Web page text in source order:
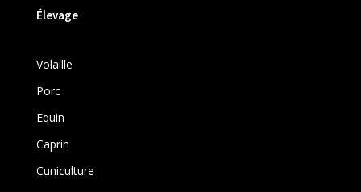
Élevage
Volaille
Porc
Equin
Caprin
Cuniculture